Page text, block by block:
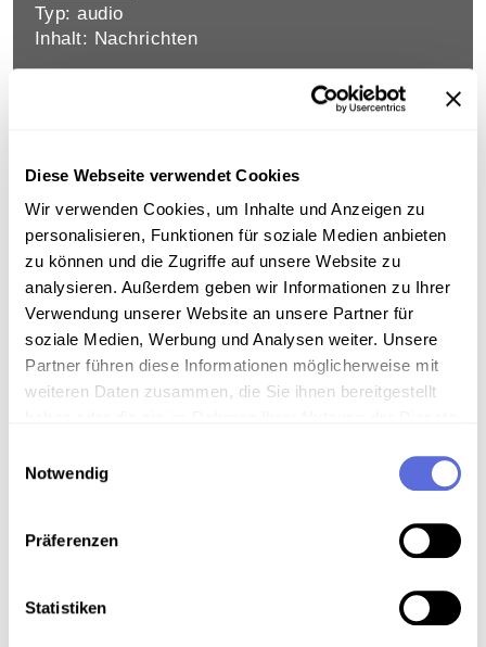
Diese Webseite verwendet Cookies
Wir verwenden Cookies, um Inhalte und Anzeigen zu
personalisieren, Funktionen für soziale Medien anbieten
zu können und die Zugriffe auf unsere Website zu
analysieren. Außerdem geben wir Informationen zu Ihrer
Verwendung unserer Website an unsere Partner für
soziale Medien, Werbung und Analysen weiter. Unsere
Partner führen diese Informationen möglicherweise mit
weiteren Daten zusammen, die Sie ihnen bereitgestellt
Notwendig
Präferenzen
Statistiken
Typ: audio
Inhalt: Nachrichten
militärische weit stärkere Nordjemen hat die
südjemenitische Hauptstadt erobert. So wurde
der Jemen nach 1990 ein zweites Mal vereinigt.
Eine Analyse. Interview: Orient-Institut Tomas
Koszenowski, Interview: Nahostexperte Arnold
Hottinger.
Mitwirkende: Fiedler, Hartmut [Gestaltung] ,
Koszenowski, Tomas [Interviewte/r] , Hottinger,
Arnold [Interviewte/r]
Konflikte
Reportage;
Außenpolitik
Jemen